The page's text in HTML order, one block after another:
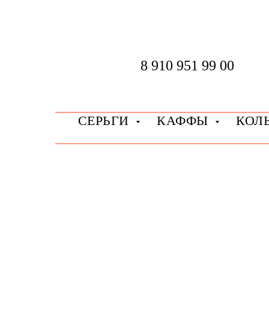
8 910 951 99 00
СЕРЬГИ КАФФЫ